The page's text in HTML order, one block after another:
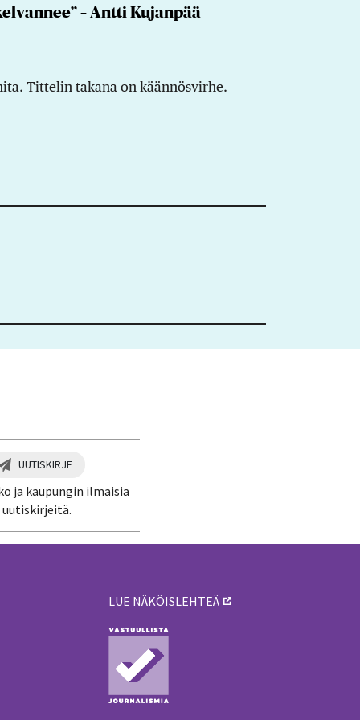
– Antti Kujanpää
Tittelin takana on käännösvirhe.
UUTISKIRJE
ja kaupungin ilmaisia
uutiskirjeitä.
LUE NÄKÖISLEHTEÄ